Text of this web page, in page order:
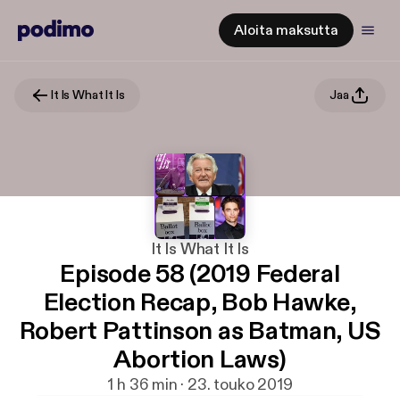
Aloita maksutta
It Is What It Is Jaa
It Is What It Is
Episode 58 (2019 Federal
Election Recap, Bob Hawke,
Robert Pattinson as Batman, US
Abortion Laws)
1 h 36 min · 23. touko 2019